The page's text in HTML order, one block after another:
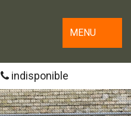
MENU
indisponible